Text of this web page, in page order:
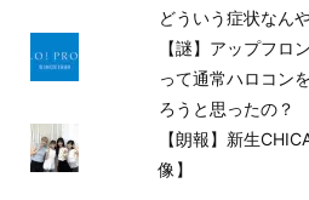
どういう症状なん
【謎】アップフロ
って通常ハロコン
ろうと思ったの？
【朗報】新生
像】